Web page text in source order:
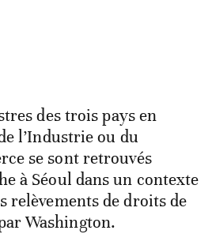
des trois pays en
l’Industrie ou du
se sont retrouvés
à Séoul dans un contexte
relèvements de droits de
Washington.